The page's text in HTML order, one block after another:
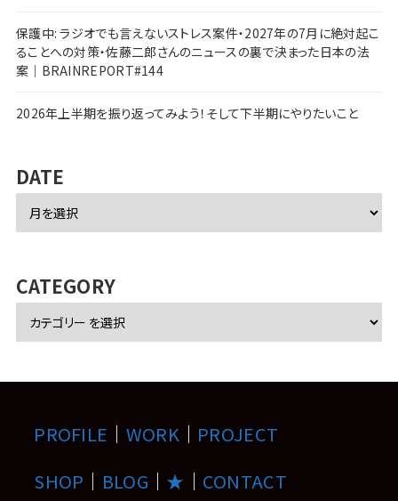
保護中: ラジオでも言えないストレス案件・2027年の7月に絶対起こ
ることへの対策・佐藤二郎さんのニュースの裏で決まった日本の法
案｜BRAINREPORT#144
2026年上半期を振り返ってみよう！そして下半期にやりたいこと
DATE
カ
ブ
CATEGORY
PROFILE ｜ WORK ｜ PROJECT
SHOP ｜ BLOG ｜ ★ ｜ CONTACT